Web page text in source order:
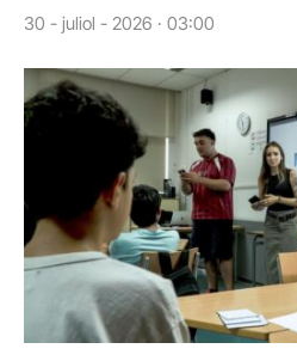
30 - juliol - 2026 · 03:00